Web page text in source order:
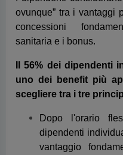
Dopo l'orario
dipendenti
vantaggio
posto dopo un
alle ferie (33%).
buoni pasto o
Se non ci fosse
ovunque”,